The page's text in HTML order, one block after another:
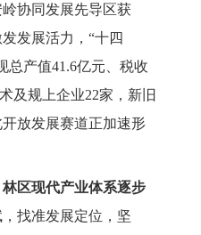
协同发展先导区获
发展活力， “十四
总产值41.6亿元、税收
及规上企业22家， 新旧
开放发展赛道正加速形
区现代产业体系逐步
找准发展定位，坚